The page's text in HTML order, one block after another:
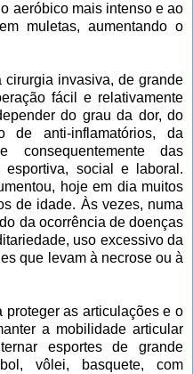
aeróbico mais intenso e ao
muletas, aumentando o
invasiva, de grande
fácil e relativamente
do grau da dor, do
de anti-inflamatórios, da
consequentemente das
social e laboral.
hoje em dia muitos
de idade. Às vezes, numa
da ocorrência de doenças
uso excessivo da
que levam à necrose ou à
proteger as articulações e o
a mobilidade articular
esportes de grande
vôlei, basquete, com